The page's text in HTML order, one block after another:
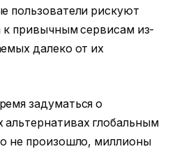
пользователи рискуют
к привычным сервисам из-
далеко от их
задуматься о
глобальным
не произошло, миллионы